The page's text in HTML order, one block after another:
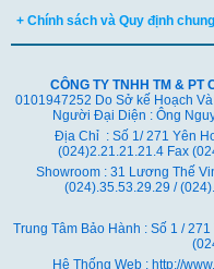
+ Chính sách và Quy định chung
CÔNG TY TNHH TM & PT
0101947252 Do Sở kế Hoạch
Người Đại Diện : Ông
Địa Chỉ : Số 1/ 271 Yên
(024)2.21.21.21.4 Fax
Showroom : 31 Lương Thế
(024).35.53.29.29 /
Trung Tâm Bảo Hành : Số 1 /
Hệ Thống Web : http://